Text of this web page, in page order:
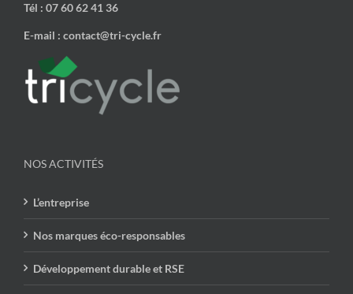
Tél : 07 60 62 41 36
E-mail : contact@tri-cycle.fr
NOS ACTIVITÉS
L’entreprise
Nos marques éco-responsables
Développement durable et RSE